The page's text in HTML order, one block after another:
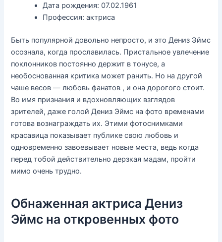
Дата рождения: 07.02.1961
Профессия: актриса
Быть популярной довольно непросто, и это Дениз Эймс
осознала, когда прославилась. Пристальное увлечение
поклонников постоянно держит в тонусе, а
необоснованная критика может ранить. Но на другой
чаше весов — любовь фанатов , и она дорогого стоит.
Во имя признания и вдохновляющих взглядов
зрителей, даже голой Дениз Эймс на фото временами
готова вознаграждать их. Этими фотоснимками
красавица показывает публике свою любовь и
одновременно завоевывает новые места, ведь когда
перед тобой действительно дерзкая мадам, пройти
мимо очень трудно.
Обнаженная актриса Дениз
Эймс на откровенных фото